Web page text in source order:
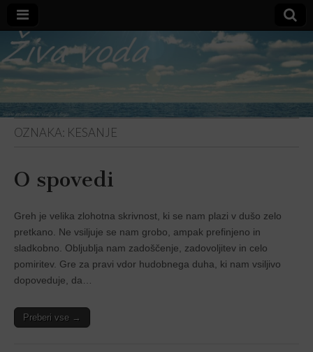
Varno
zavetje
OZNAKA: KESANJE
O spovedi
Greh je velika zlohotna skrivnost, ki se nam plazi v dušo zelo
pretkano. Ne vsiljuje se nam grobo, ampak prefinjeno in
sladkobno. Obljublja nam zadoščenje, zadovoljitev in celo
pomiritev. Gre za pravi vdor hudobnega duha, ki nam vsiljivo
dopoveduje, da…
Preberi vse →